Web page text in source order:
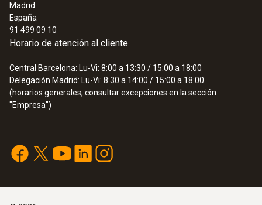
Madrid
España
91 499 09 10
Horario de atención al cliente
Central Barcelona: Lu-Vi: 8:00 a 13:30 / 15:00 a 18:00
Delegación Madrid: Lu-Vi: 8:30 a 14:00 / 15:00 a 18:00
(horarios generales, consultar excepciones en la sección
"Empresa")